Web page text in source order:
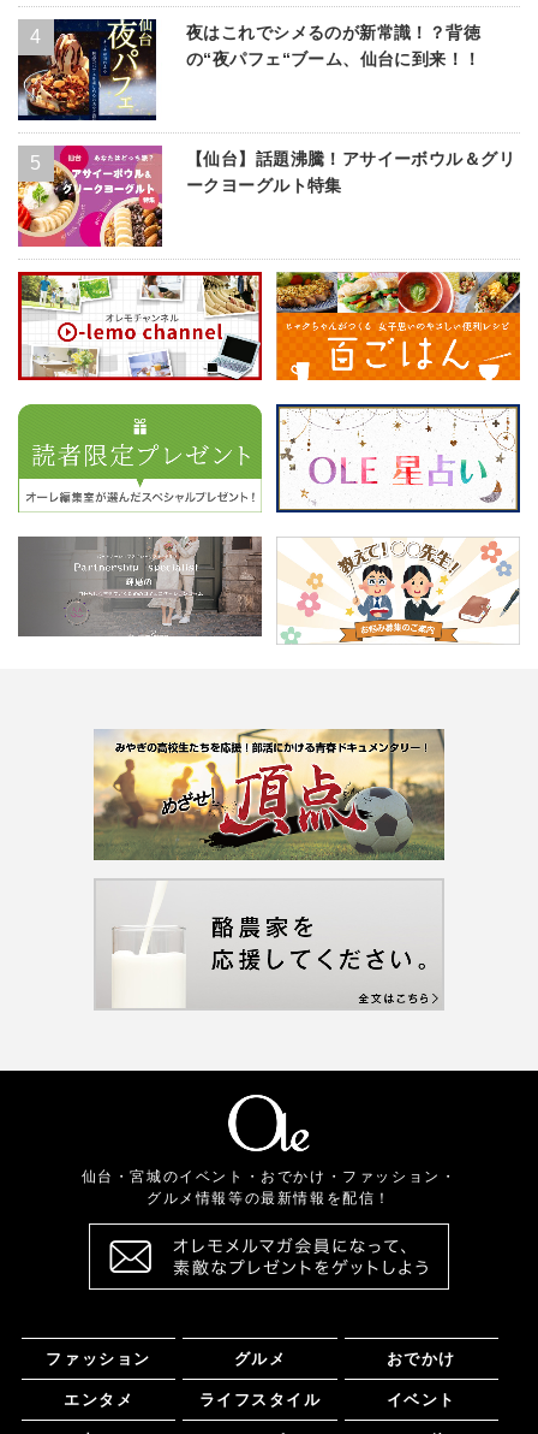
夜はこれでシメるのが新常識！？背徳
の“夜パフェ“ブーム、仙台に到来！！
【仙台】話題沸騰！アサイーボウル＆グリ
ークヨーグルト特集
仙台・宮城のイベント・おでかけ・ファッション・
グルメ情報等の最新情報を配信！
ファッション グルメ おでかけ
エンタメ ライフスタイル イベント